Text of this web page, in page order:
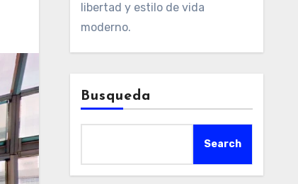
libertad y estilo de vida
moderno.
Busqueda
Search